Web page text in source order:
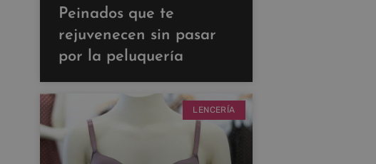
Peinados que te
rejuvenecen sin pasar
por la peluquería
LENCERÍA